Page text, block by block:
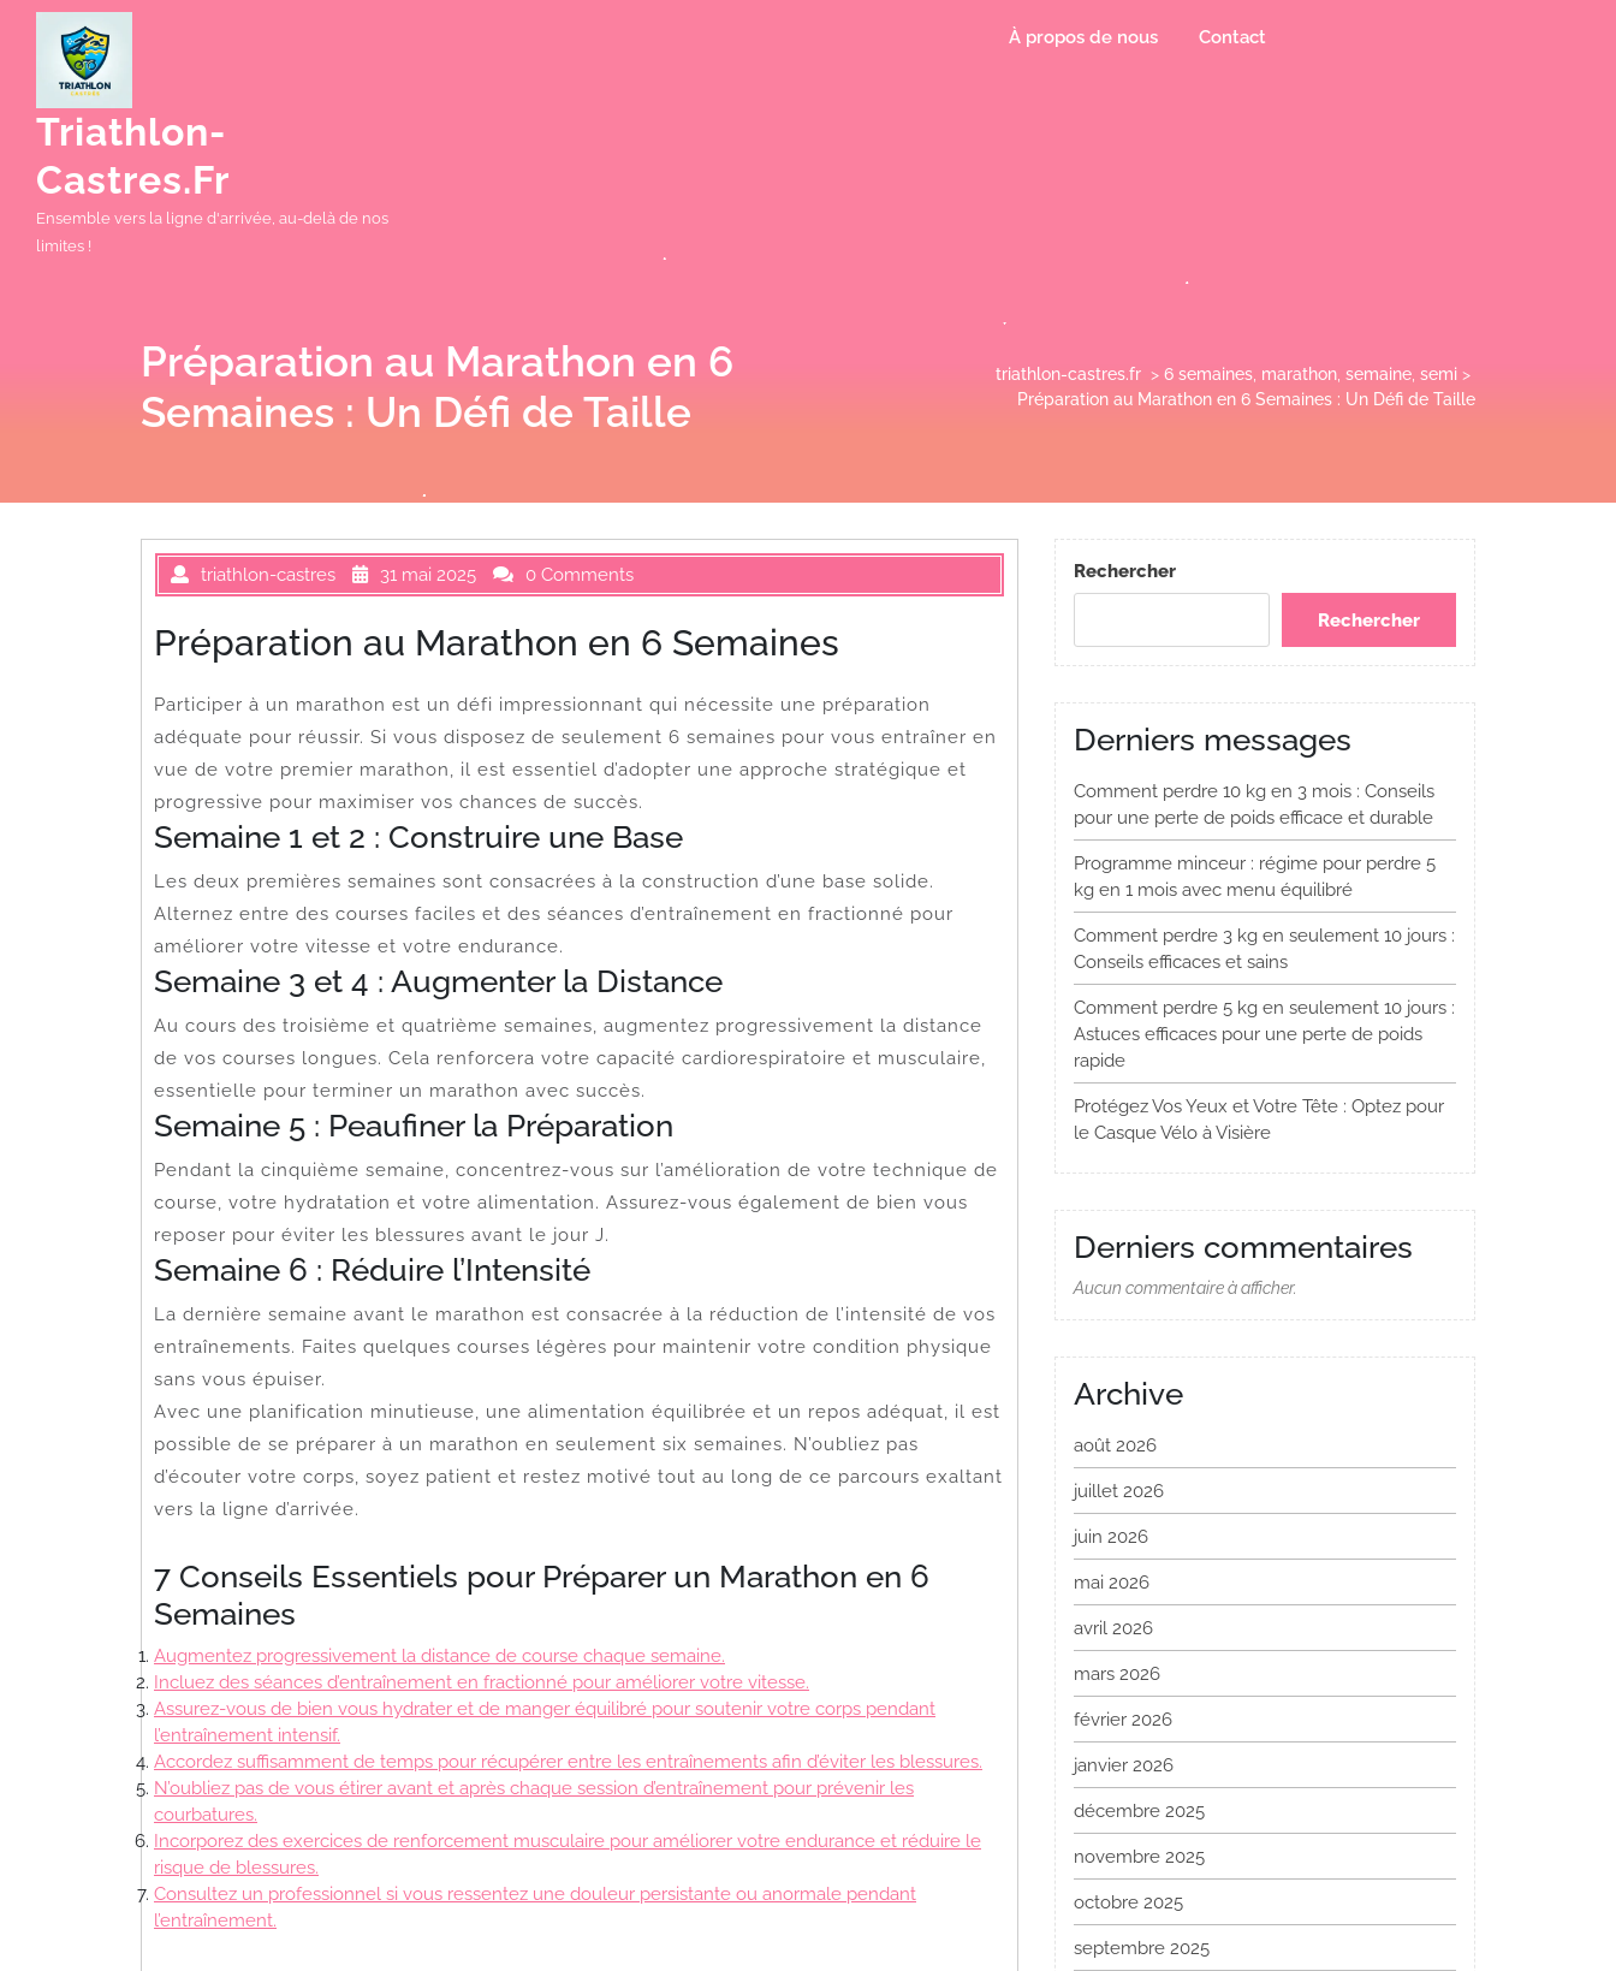
Triathlon-
Castres.fr
Ensemble vers la ligne d'arrivée, au-delà de nos
limites !
À propos de nous Contact
Préparation au Marathon en 6
Semaines : Un Défi de Taille
triathlon-castres.fr > 6 semaines marathon semaine semi >
Préparation au Marathon en 6 Semaines : Un Défi de Taille
triathlon-castres 31 mai 2025 0 Comments
Préparation au Marathon en 6 Semaines
Participer à un marathon est un défi impressionnant qui nécessite une préparation
adéquate pour réussir. Si vous disposez de seulement 6 semaines pour vous entraîner en
vue de votre premier marathon, il est essentiel d’adopter une approche stratégique et
progressive pour maximiser vos chances de succès.
Semaine 1 et 2 : Construire une Base
Les deux premières semaines sont consacrées à la construction d’une base solide.
Alternez entre des courses faciles et des séances d’entraînement en fractionné pour
améliorer votre vitesse et votre endurance.
Semaine 3 et 4 : Augmenter la Distance
Au cours des troisième et quatrième semaines, augmentez progressivement la distance
de vos courses longues. Cela renforcera votre capacité cardiorespiratoire et musculaire,
essentielle pour terminer un marathon avec succès.
Semaine 5 : Peaufiner la Préparation
Pendant la cinquième semaine, concentrez-vous sur l’amélioration de votre technique de
course, votre hydratation et votre alimentation. Assurez-vous également de bien vous
reposer pour éviter les blessures avant le jour J.
Semaine 6 : Réduire l’Intensité
La dernière semaine avant le marathon est consacrée à la réduction de l’intensité de vos
entraînements. Faites quelques courses légères pour maintenir votre condition physique
sans vous épuiser.
Avec une planification minutieuse, une alimentation équilibrée et un repos adéquat, il est
possible de se préparer à un marathon en seulement six semaines. N’oubliez pas
d’écouter votre corps, soyez patient et restez motivé tout au long de ce parcours exaltant
vers la ligne d’arrivée.
7 Conseils Essentiels pour Préparer un Marathon en 6
Semaines
Augmentez progressivement la distance de course chaque semaine.
Incluez des séances d’entraînement en fractionné pour améliorer votre vitesse.
Assurez-vous de bien vous hydrater et de manger équilibré pour soutenir votre corps pendant
l’entraînement intensif.
Accordez suffisamment de temps pour récupérer entre les entraînements afin d’éviter les blessures.
N’oubliez pas de vous étirer avant et après chaque session d’entraînement pour prévenir les
courbatures.
Incorporez des exercices de renforcement musculaire pour améliorer votre endurance et réduire le
risque de blessures.
Consultez un professionnel si vous ressentez une douleur persistante ou anormale pendant
l’entraînement.
Rechercher
Rechercher
Derniers messages
Comment perdre 10 kg en 3 mois : Conseils
pour une perte de poids efficace et durable
Programme minceur : régime pour perdre 5
kg en 1 mois avec menu équilibré
Comment perdre 3 kg en seulement 10 jours :
Conseils efficaces et sains
Comment perdre 5 kg en seulement 10 jours :
Astuces efficaces pour une perte de poids
rapide
Protégez Vos Yeux et Votre Tête : Optez pour
le Casque Vélo à Visière
Derniers commentaires
Aucun commentaire à afficher.
Archive
août 2026
juillet 2026
juin 2026
mai 2026
avril 2026
mars 2026
février 2026
janvier 2026
décembre 2025
novembre 2025
octobre 2025
septembre 2025